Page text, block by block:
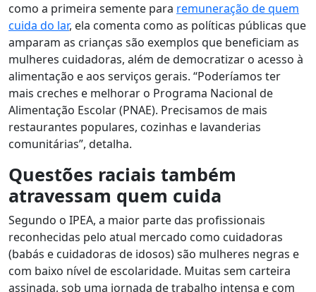
como a primeira semente para remuneração de quem
cuida do lar, ela comenta como as políticas públicas que
amparam as crianças são exemplos que beneficiam as
mulheres cuidadoras, além de democratizar o acesso à
alimentação e aos serviços gerais. “Poderíamos ter
mais creches e melhorar o Programa Nacional de
Alimentação Escolar (PNAE). Precisamos de mais
restaurantes populares, cozinhas e lavanderias
comunitárias”, detalha.
Questões raciais também
atravessam quem cuida
Segundo o IPEA, a maior parte das profissionais
reconhecidas pelo atual mercado como cuidadoras
(babás e cuidadoras de idosos) são mulheres negras e
com baixo nível de escolaridade. Muitas sem carteira
assinada, sob uma jornada de trabalho intensa e com